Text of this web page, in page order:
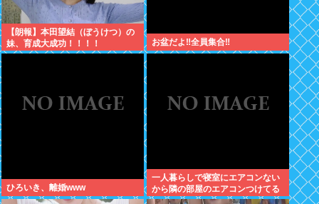
【朗報】本田望結（ぼうけつ）の
妹、育成大成功！！！！
お盆だよ‼全員集合‼
ひろいき、離婚www
一人暮らしで寝室にエアコンない
から隣の部屋のエアコンつけてる